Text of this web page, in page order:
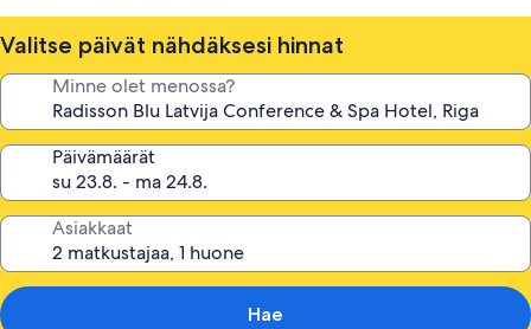
Valitse päivät nähdäksesi hinnat
Minne olet menossa?
Päivämäärät
Asiakkaat
Hae